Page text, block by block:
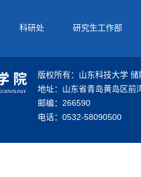
科研处 研究生工作部
版权所有：山东科技大学
地址：山东省青岛黄岛区前
邮编：266590
电话：0532-58090500